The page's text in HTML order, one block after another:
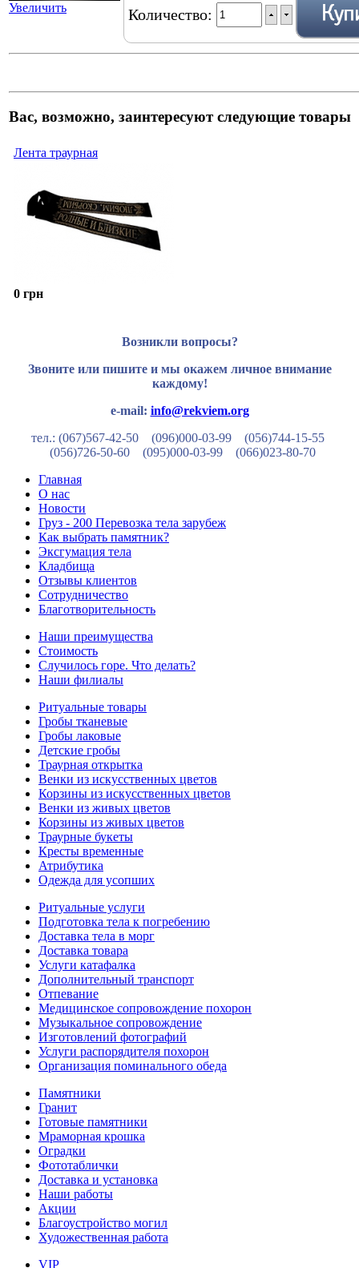
Увеличить Количество:
Вас, возможно, заинтересуют следующие товары
Лента траурная
0 грн
Возникли вопросы?
Звоните или пишите и мы окажем личное внимание
каждому!
e-mail: info@rekviem.org
тел.: (067)567-42-50 (096)000-03-99
(056)744-15-55
(056)726-50-60
(095)000-03-99
(066)023-80-70
Главная
О нас
Новости
Груз - 200 Перевозка тела зарубеж
Как выбрать памятник?
Эксгумация тела
Кладбища
Отзывы клиентов
Сотрудничество
Благотворительность
Наши преимущества
Стоимость
Случилось горе. Что делать?
Наши филиалы
Ритуальные товары
Гробы тканевые
Гробы лаковые
Детские гробы
Траурная открытка
Венки из искусственных цветов
Корзины из искусственных цветов
Венки из живых цветов
Корзины из живых цветов
Траурные букеты
Кресты временные
Атрибутика
Одежда для усопших
Ритуальные услуги
Подготовка тела к погребению
Доставка тела в морг
Доставка товара
Услуги катафалка
Дополнительный транспорт
Отпевание
Медицинское сопровождение похорон
Музыкальное сопровождение
Изготовлений фотографий
Услуги распорядителя похорон
Организация поминального обеда
Памятники
Гранит
Готовые памятники
Мраморная крошка
Оградки
Фототаблички
Доставка и установка
Наши работы
Акции
Благоустройство могил
Художественная работа
VIP